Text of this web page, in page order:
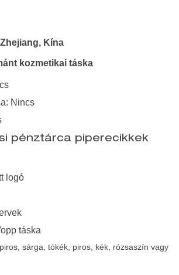
Kína
kozmetikai táska
Nincs
pénztárca piperecikkek
logó
táska
sárga, tókék, piros, kék, rózsaszín vagy